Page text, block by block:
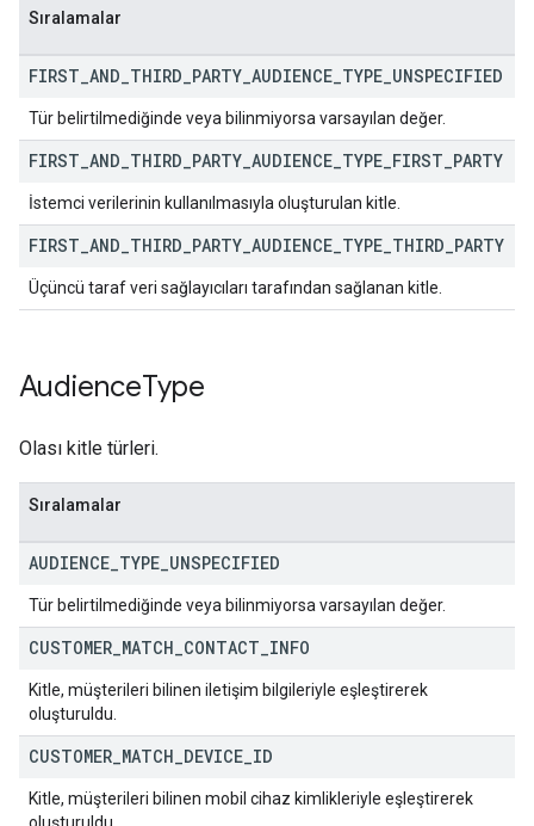
Sıralamalar
FIRST AND THIRD PARTY AUDIENCE TYPE UNSPECIFIED
Tür belirtilmediğinde veya bilinmiyorsa varsayılan değer.
FIRST AND THIRD PARTY AUDIENCE TYPE FIRST PARTY
İstemci verilerinin kullanılmasıyla oluşturulan kitle.
FIRST AND THIRD PARTY AUDIENCE TYPE THIRD PARTY
Üçüncü taraf veri sağlayıcıları tarafından sağlanan kitle.
AudienceType
Olası kitle türleri.
Sıralamalar
AUDIENCE TYPE UNSPECIFIED
Tür belirtilmediğinde veya bilinmiyorsa varsayılan değer.
CUSTOMER MATCH CONTACT INFO
Kitle, müşterileri bilinen iletişim bilgileriyle eşleştirerek
oluşturuldu.
CUSTOMER MATCH DEVICE ID
Kitle, müşterileri bilinen mobil cihaz kimlikleriyle eşleştirerek